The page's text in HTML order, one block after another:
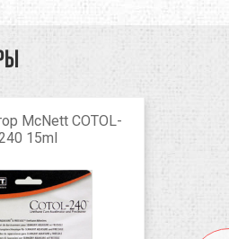
McNett COTOL-
15ml